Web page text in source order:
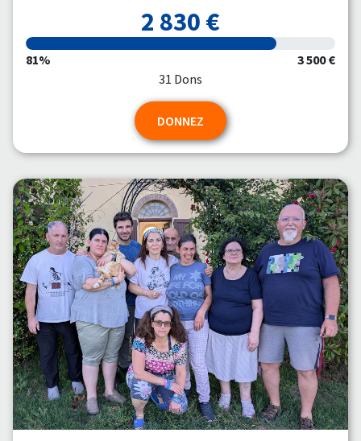
2 830 €
81%
3 500 €
31 Dons
DONNEZ